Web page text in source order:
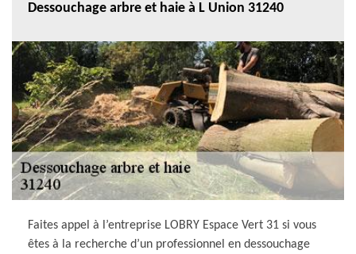
Dessouchage arbre et haie à L Union 31240
Faites appel à l’entreprise LOBRY Espace Vert 31 si vous
êtes à la recherche d’un professionnel en dessouchage